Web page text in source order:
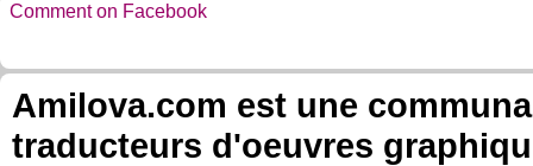
Comment on Facebook
Amilova.com est une
traducteurs d'oeuvres